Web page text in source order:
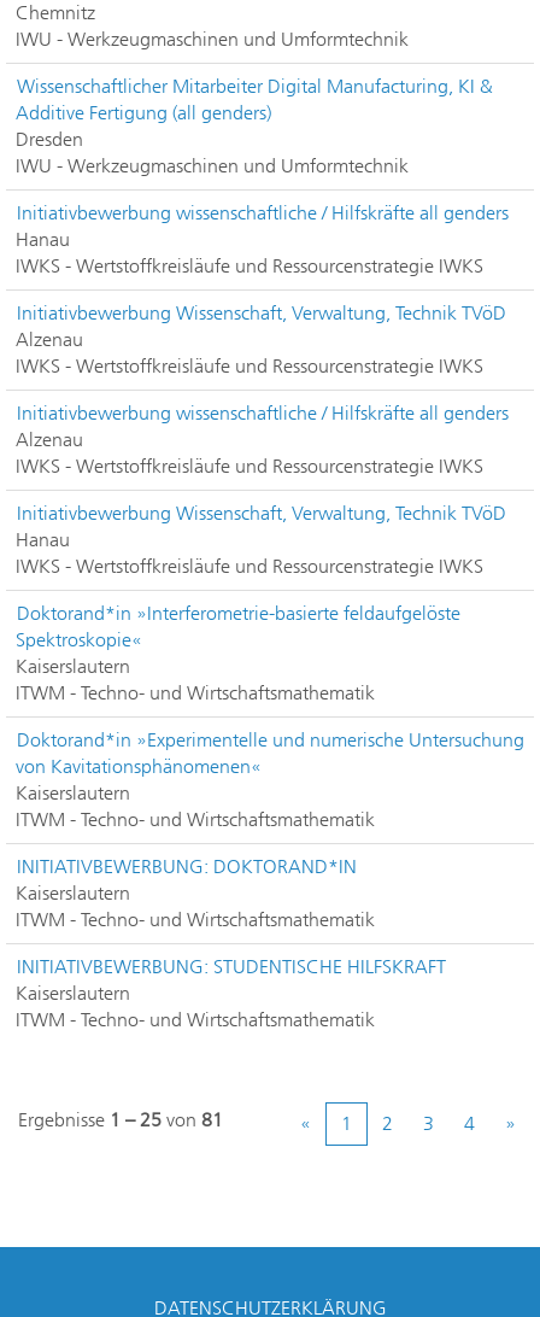
Chemnitz
IWU - Werkzeugmaschinen und Umformtechnik
Wissenschaftlicher Mitarbeiter Digital Manufacturing, KI &
Additive Fertigung (all genders)
Dresden
IWU - Werkzeugmaschinen und Umformtechnik
Initiativbewerbung wissenschaftliche / Hilfskräfte all genders
Hanau
IWKS - Wertstoffkreisläufe und Ressourcenstrategie IWKS
Initiativbewerbung Wissenschaft, Verwaltung, Technik TVöD
Alzenau
IWKS - Wertstoffkreisläufe und Ressourcenstrategie IWKS
Initiativbewerbung wissenschaftliche / Hilfskräfte all genders
Alzenau
IWKS - Wertstoffkreisläufe und Ressourcenstrategie IWKS
Initiativbewerbung Wissenschaft, Verwaltung, Technik TVöD
Hanau
IWKS - Wertstoffkreisläufe und Ressourcenstrategie IWKS
Doktorand*in »Interferometrie-basierte feldaufgelöste
Spektroskopie«
Kaiserslautern
ITWM - Techno- und Wirtschaftsmathematik
Doktorand*in »Experimentelle und numerische Untersuchung
von Kavitationsphänomenen«
Kaiserslautern
ITWM - Techno- und Wirtschaftsmathematik
INITIATIVBEWERBUNG: DOKTORAND*IN
Kaiserslautern
ITWM - Techno- und Wirtschaftsmathematik
INITIATIVBEWERBUNG: STUDENTISCHE HILFSKRAFT
Kaiserslautern
ITWM - Techno- und Wirtschaftsmathematik
Ergebnisse 1 – 25 von 81 « 1 2 3 4 »
DATENSCHUTZERKLÄRUNG